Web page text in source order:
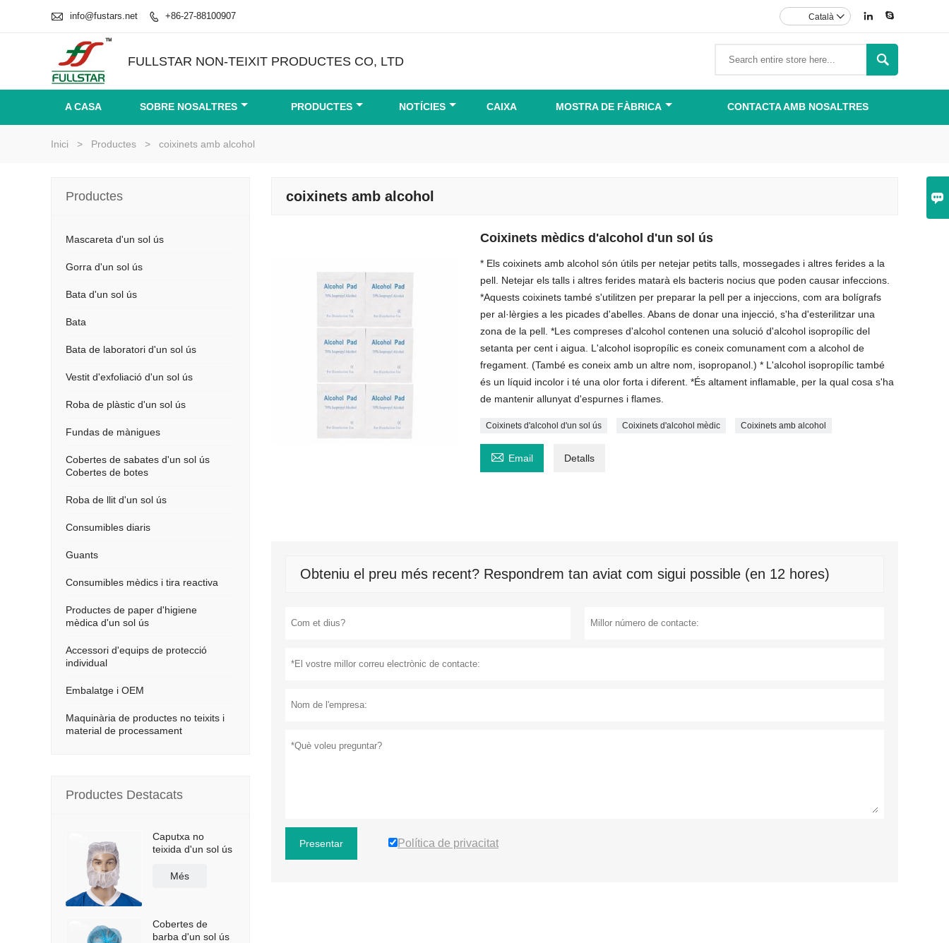

 info@fustars.net  +86-27-88100907  
Català 
FULLSTAR NON-TEIXIT PRODUCTES CO, LTD 
A CASA SOBRE NOSALTRES PRODUCTES NOTÍCIES CAIXA MOSTRA DE FÀBRICA CONTACTA AMB NOSALTRES
Inici > Productes > coixinets amb alcohol
coixinets amb alcohol
Coixinets mèdics d'alcohol d'un sol ús
* Els coixinets amb alcohol són útils per netejar petits talls, mossegades i altres ferides a la
pell. Netejar els talls i altres ferides matarà els bacteris nocius que poden causar infeccions.
*Aquests coixinets també s'utilitzen per preparar la pell per a injeccions, com ara bolígrafs
per al·lèrgies a les picades d'abelles. Abans de donar una injecció, s'ha d'esterilitzar una
zona de la pell. *Les compreses d'alcohol contenen una solució d'alcohol isopropílic del
setanta per cent i aigua. L'alcohol isopropílic es coneix comunament com a alcohol de
fregament. (També es coneix amb un altre nom, isopropanol.) * L'alcohol isopropílic també
és un líquid incolor i té una olor forta i diferent. *És altament inflamable, per la qual cosa s'ha
de mantenir allunyat d'espurnes i flames.
Coixinets d'alcohol d'un sol ús Coixinets d'alcohol mèdic Coixinets amb alcohol
 Email Detalls
Obteniu el preu més recent? Respondrem tan aviat com sigui possible (en 12 hores)
Presentar Política de privacitat
Productes
Mascareta d'un sol ús
Gorra d'un sol ús
Bata d'un sol ús
Bata
Bata de laboratori d'un sol ús
Vestit d'exfoliació d'un sol ús
Roba de plàstic d'un sol ús
Fundas de mànigues
Cobertes de sabates d'un sol ús
Cobertes de botes
Roba de llit d'un sol ús
Consumibles diaris
Guants
Consumibles mèdics i tira reactiva
Productes de paper d'higiene
mèdica d'un sol ús
Accessori d'equips de protecció
individual
Embalatge i OEM
Maquinària de productes no teixits i
material de processament
Productes Destacats
Caputxa no
teixida d'un sol ús
Més
Cobertes de
barba d'un sol ús